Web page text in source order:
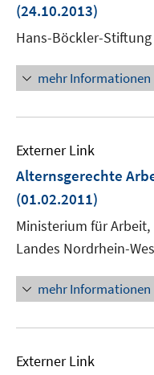
(24.10.2013)
Hans-Böckler-Stiftung
mehr Informationen
Externer Link
Alternsgerechte
(01.02.2011)
Ministerium für
Landes Nordrhein-
mehr Informationen
Externer Link